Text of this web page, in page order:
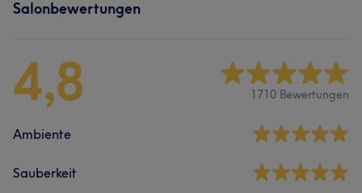
Salonbewertungen
4,8 1710 Bewertungen
Ambiente
Sauberkeit